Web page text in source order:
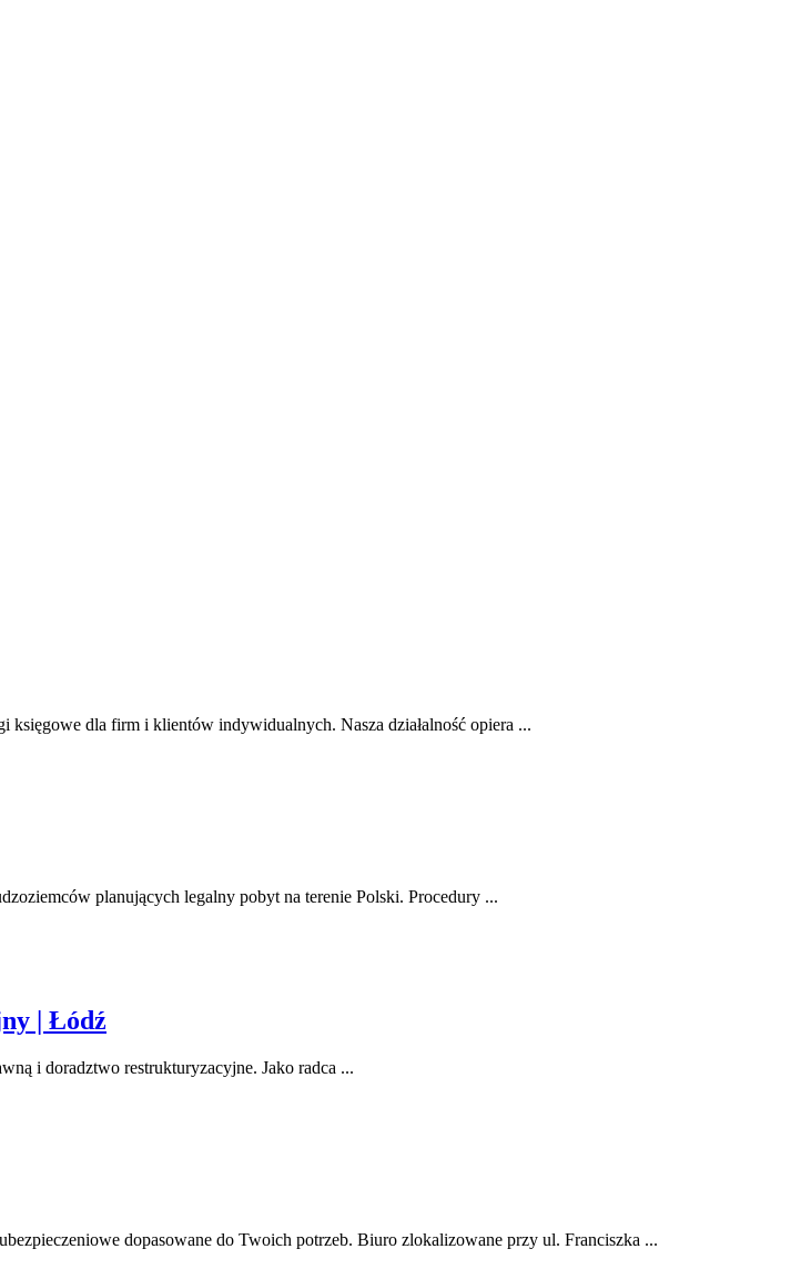
dla firm i klientów indywidualnych. Nasza działalność opiera ...
planujących legalny pobyt na terenie Polski. Procedury ...
| Łódź
–
restrukturyzacyjny
i doradztwo restrukturyzacyjne. Jako radca ...
dopasowane do Twoich potrzeb. Biuro zlokalizowane przy ul. Franciszka ...